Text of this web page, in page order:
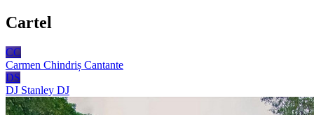
Cartel
CC
Carmen Chindriș Cantante
DS
DJ Stanley DJ